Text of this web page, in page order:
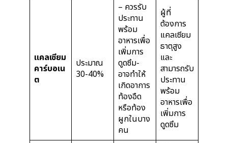
แคลเซียม
คาร์บอเน
ต
ประมาณ
30-40%
– ควรรับ
ประทาน
พร้อม
อาหารเพื่อ
เพิ่มการ
ดูดซึม-
อาจทำให้
เกิดอาการ
ท้องอืด
หรือท้อง
ผูกในบาง
คน
ผู้ที่
ต้องการ
แคลเซียม
ธาตุสูง
และ
สามารถรับ
ประทาน
พร้อม
อาหารเพื่อ
เพิ่มการ
ดูดซึม